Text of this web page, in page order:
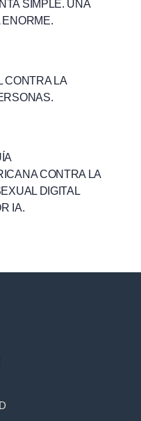
SIMPLE. UNA
ENORME.
CONTRA LA
CONTRA LA
DIGITAL
IA.